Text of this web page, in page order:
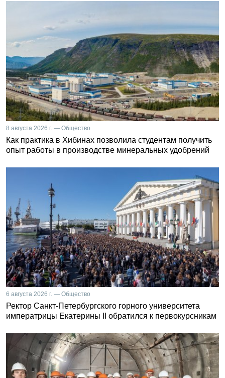
8 августа 2026 г. — Общество
Как практика в Хибинах позволила студентам получить
опыт работы в производстве минеральных удобрений
6 августа 2026 г. — Общество
Ректор Санкт-Петербургского горного университета
императрицы Екатерины II обратился к первокурсникам